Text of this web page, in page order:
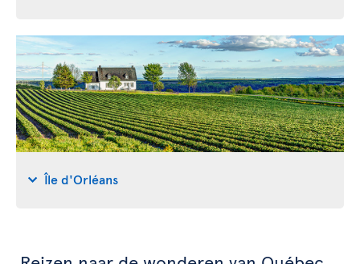
Île d'Orléans